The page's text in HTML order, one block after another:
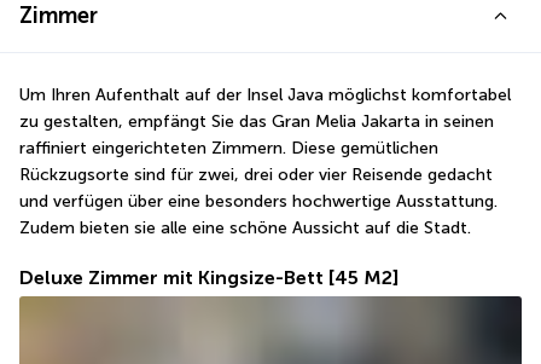
Zimmer
Um Ihren Aufenthalt auf der Insel Java möglichst komfortabel
zu gestalten, empfängt Sie das Gran Melia Jakarta in seinen
raffiniert eingerichteten Zimmern. Diese gemütlichen
Rückzugsorte sind für zwei, drei oder vier Reisende gedacht
und verfügen über eine besonders hochwertige Ausstattung.
Zudem bieten sie alle eine schöne Aussicht auf die Stadt.
Deluxe Zimmer mit Kingsize-Bett [45 M2]